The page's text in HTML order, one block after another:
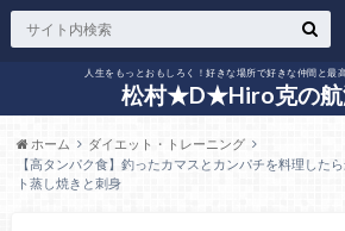
人生をもっとおもしろく！好きな場所で好きな仲間と最
松村★D★Hiro克の
ホーム
ダイエット・トレーニング
【高タンパク食】釣ったカマスとカンパチを料理した
ト蒸し焼きと刺身